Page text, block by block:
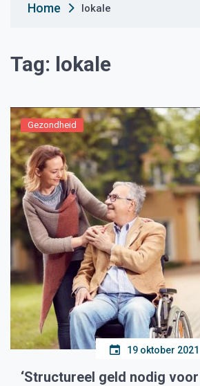
Home lokale
Tag: lokale
Gezondheid
19 oktober 2021
‘Structureel geld nodig